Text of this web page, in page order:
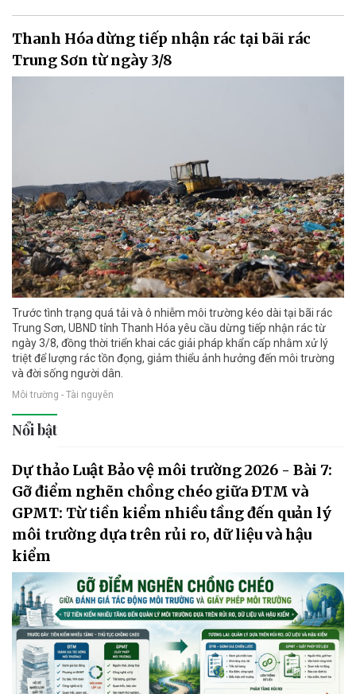
Thanh Hóa dừng tiếp nhận rác tại bãi rác
Trung Sơn từ ngày 3/8
Trước tình trạng quá tải và ô nhiễm môi trường kéo dài tại bãi rác
Trung Sơn, UBND tỉnh Thanh Hóa yêu cầu dừng tiếp nhận rác từ
ngày 3/8, đồng thời triển khai các giải pháp khẩn cấp nhằm xử lý
triệt để lượng rác tồn đọng, giảm thiểu ảnh hưởng đến môi trường
và đời sống người dân.
Môi trường - Tài nguyên
Nổi bật
Dự thảo Luật Bảo vệ môi trường 2026 - Bài 7:
Gỡ điểm nghẽn chồng chéo giữa ĐTM và
GPMT: Từ tiền kiểm nhiều tầng đến quản lý
môi trường dựa trên rủi ro, dữ liệu và hậu
kiểm